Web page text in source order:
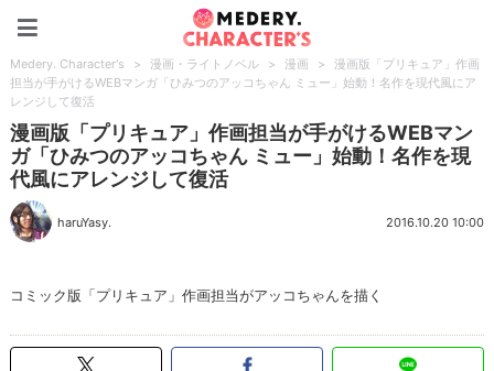
Medery. Character's > 漫画・ライトノベル > 漫画 >
漫画版「プリキュア」作画
担当が手がけるWEBマンガ「ひみつのアッコちゃん ミュー」始動！名作を現代風にア
レンジして復活
漫画版「プリキュア」作画担当が手がけるWEBマン
ガ「ひみつのアッコちゃん ミュー」始動！名作を現
代風にアレンジして復活
haruYasy. 2016.10.20 10:00
コミック版「プリキュア」作画担当がアッコちゃんを描く